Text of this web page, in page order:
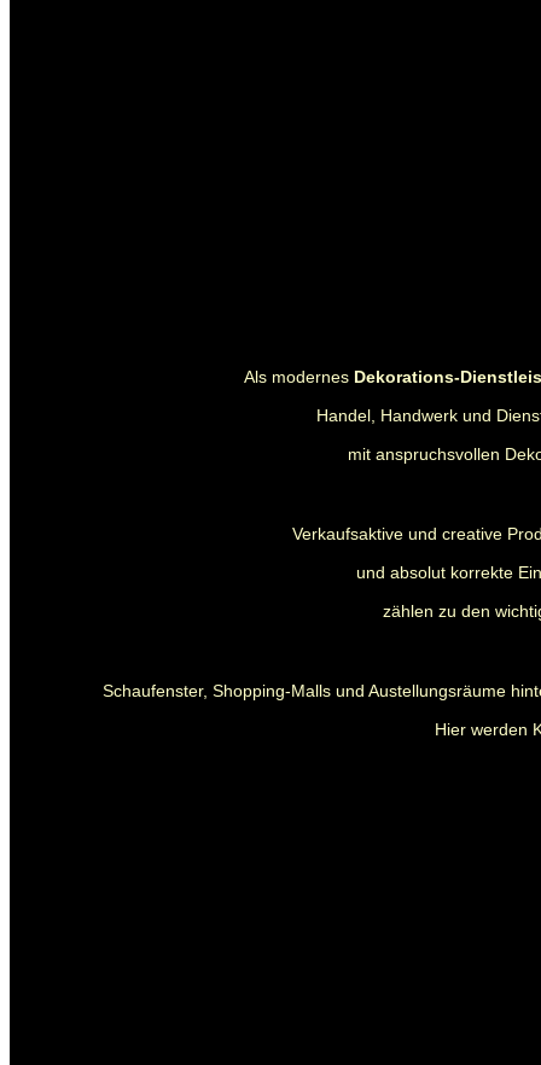
Als modernes Dekorations-
Handel, Handwerk und
mit anspruchsvollen
Verkaufsaktive und creative
und absolut korrekte
zählen zu den
Schaufenster, Shopping-Malls und Austellungsräume
Hier werden